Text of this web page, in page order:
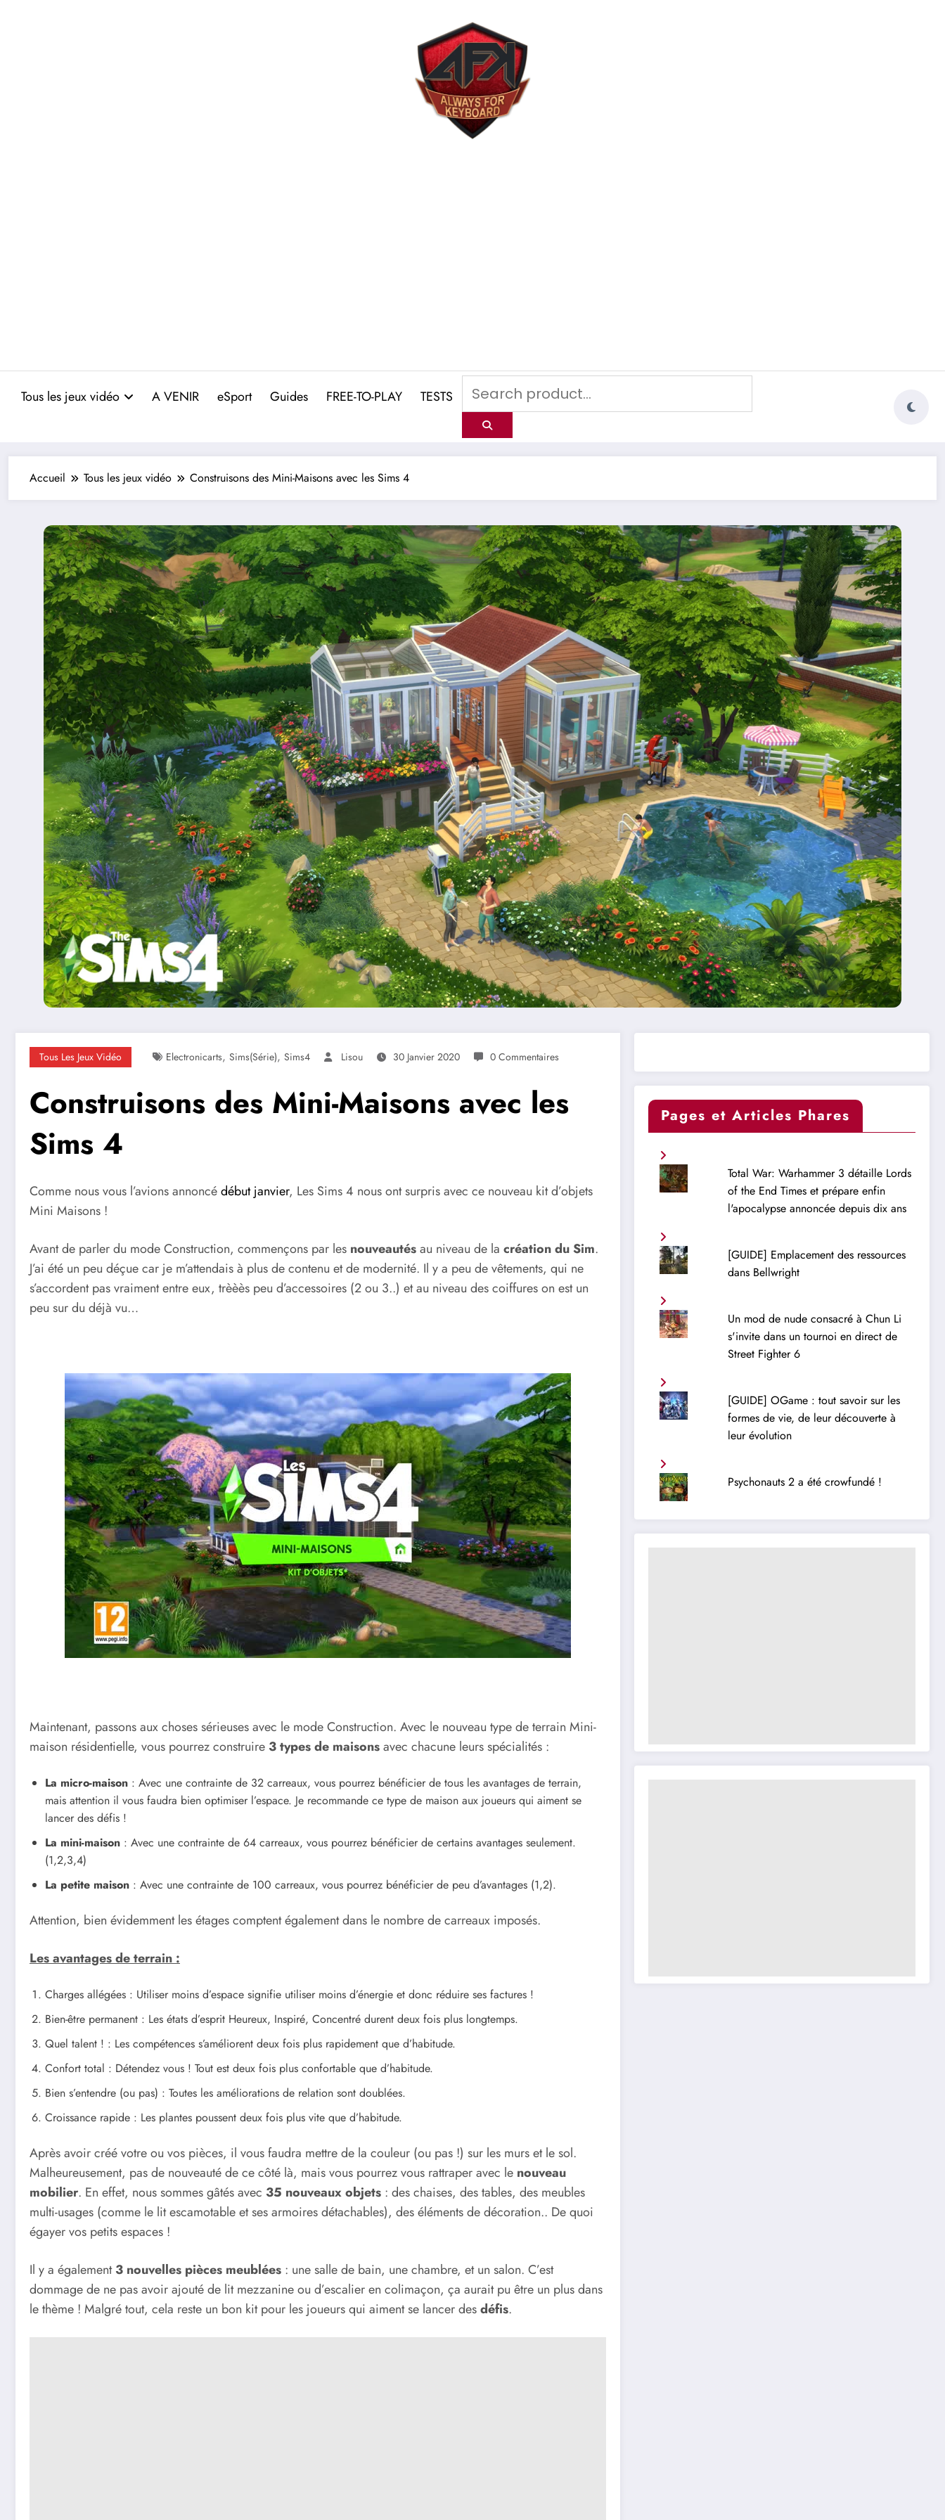
Tous les jeux vidéo A VENIR eSport Guides FREE-TO-PLAY TESTS
Accueil Tous les jeux vidéo Construisons des Mini-Maisons avec les Sims 4
Tous Les Jeux Vidéo Electronicarts, Sims(série), Sims4 Lisou 30 Janvier 2020 0 Commentaires
Construisons des Mini-Maisons avec les
Sims 4
Comme nous vous l’avions annoncédébut janvier, Les Sims 4 nous ont surpris avec ce nouveau kit d’objets
Mini Maisons !
Avant de parler du mode Construction, commençons par les nouveautésau niveau de la création du Sim.
J’ai été un peu déçue car je m’attendais à plus de contenu et de modernité. Il y a peu de vêtements, qui ne
s’accordent pas vraiment entre eux, trèèès peu d’accessoires (2 ou 3..) et au niveau des coiffures on est un
peu sur du déjà vu…
Maintenant, passons aux choses sérieuses avec le mode Construction. Avec le nouveau type de terrain Mini-
maison résidentielle, vous pourrez construire 3 types de maisonsavec chacune leurs spécialités :
La micro-maison : Avec une contrainte de 32 carreaux, vous pourrez bénéficier de tous les avantages de terrain,
mais attention il vous faudra bien optimiser l’espace. Je recommande ce type de maison aux joueurs qui aiment se
lancer des défis !
La mini-maison : Avec une contrainte de 64 carreaux, vous pourrez bénéficier de certains avantages seulement.
(1,2,3,4)
La petite maison : Avec une contrainte de 100 carreaux, vous pourrez bénéficier de peu d’avantages (1,2).
Attention, bien évidemment les étages comptent également dans le nombre de carreaux imposés.
Les avantages de terrain :
Charges allégées : Utiliser moins d’espace signifie utiliser moins d’énergie et donc réduire ses factures !
Bien-être permanent : Les états d’esprit Heureux, Inspiré, Concentré durent deux fois plus longtemps.
Quel talent ! : Les compétences s’améliorent deux fois plus rapidement que d’habitude.
Confort total : Détendez vous ! Tout est deux fois plus confortable que d’habitude.
Bien s’entendre (ou pas) : Toutes les améliorations de relation sont doublées.
Croissance rapide : Les plantes poussent deux fois plus vite que d’habitude.
Après avoir créé votre ou vos pièces, il vous faudra mettre de la couleur (ou pas !) sur les murs et le sol.
Malheureusement, pas de nouveauté de ce côté là, mais vous pourrez vous rattraper avec le nouveau
mobilier. En effet, nous sommes gâtés avec 35 nouveaux objets : des chaises, des tables, des meubles
multi-usages (comme le lit escamotable et ses armoires détachables), des éléments de décoration.. De quoi
égayer vos petits espaces !
Il y a également3 nouvelles pièces meublées : une salle de bain, une chambre, et un salon. C’est
dommage de ne pas avoir ajouté de lit mezzanine ou d’escalier en colimaçon, ça aurait pu être un plus dans
le thème ! Malgré tout, cela reste un bon kit pour les joueurs qui aiment se lancer desdéfis.
Pages et Articles Phares
Total War: Warhammer 3 détaille Lords
of the End Times et prépare enfin
l'apocalypse annoncée depuis dix ans
[GUIDE] Emplacement des ressources
dans Bellwright
Un mod de nude consacré à Chun Li
s'invite dans un tournoi en direct de
Street Fighter 6
[GUIDE] OGame : tout savoir sur les
formes de vie, de leur découverte à
leur évolution
Psychonauts 2 a été crowfundé !